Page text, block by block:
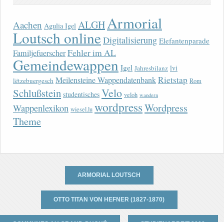
Aachen Agulia Igel ALGH Armorial
Loutsch onlineDigitalisierung Elefantenparade
FamiljefuerscherFehler im AL
Gemeindewappen Igel Jahresbilanz lvi
lëtzebuergesch Meilensteine WappendatenbankRietstap Rom
Schlußstein studentisches Velo veloh wandern
Wappenlexikon wiesel.lu wordpressWordpress
Theme
ARMORIAL LOUTSCH
OTTO TITAN VON HEFNER (1827-1870)